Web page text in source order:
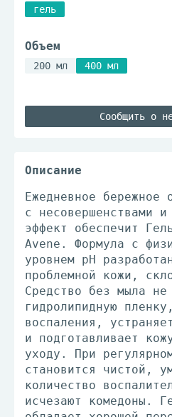
гель
Объем
200 мл 400 мл
Сообщить о
Описание
Ежедневное бережное
с несовершенствами и
эффект обеспечит
Avene. Формула с
уровнем рН
проблемной кожи,
Средство без мыла не
гидролипидную
воспаления,
и подготавливает
уходу. При
становится чистой,
количество
исчезают комедоны.